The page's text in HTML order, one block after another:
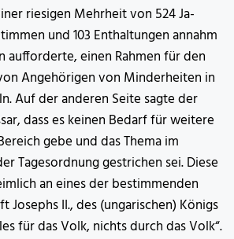
riesigen Mehrheit von 524 Ja-
und 103 Enthaltungen annahm
aufforderte, einen Rahmen für den
Angehörigen von Minderheiten in
Auf der anderen Seite sagte der
dass es keinen Bedarf für weitere
gebe und das Thema im
Tagesordnung gestrichen sei. Diese
an eines der bestimmenden
Josephs II., des (ungarischen) Königs
für das Volk, nichts durch das Volk“.